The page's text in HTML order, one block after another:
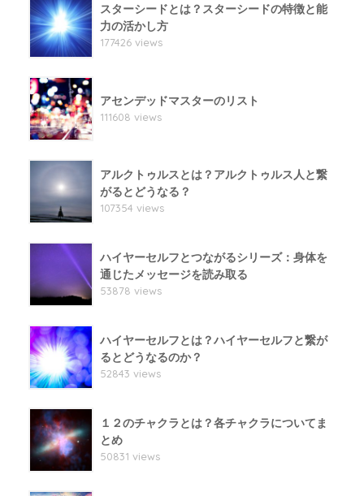
スターシードとは？スターシードの特徴と能
力の活かし方
177426 views
アセンデッドマスターのリスト
111608 views
アルクトゥルスとは？アルクトゥルス人と繋
がるとどうなる？
107354 views
ハイヤーセルフとつながるシリーズ：身体を
通じたメッセージを読み取る
53878 views
ハイヤーセルフとは？ハイヤーセルフと繋が
るとどうなるのか？
52843 views
１２のチャクラとは？各チャクラについてま
とめ
50831 views